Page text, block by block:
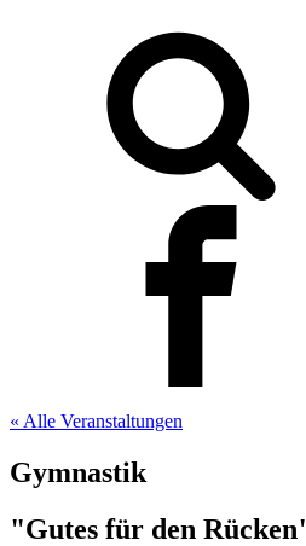
« Alle Veranstaltungen
Gymnastik
"Gutes für den